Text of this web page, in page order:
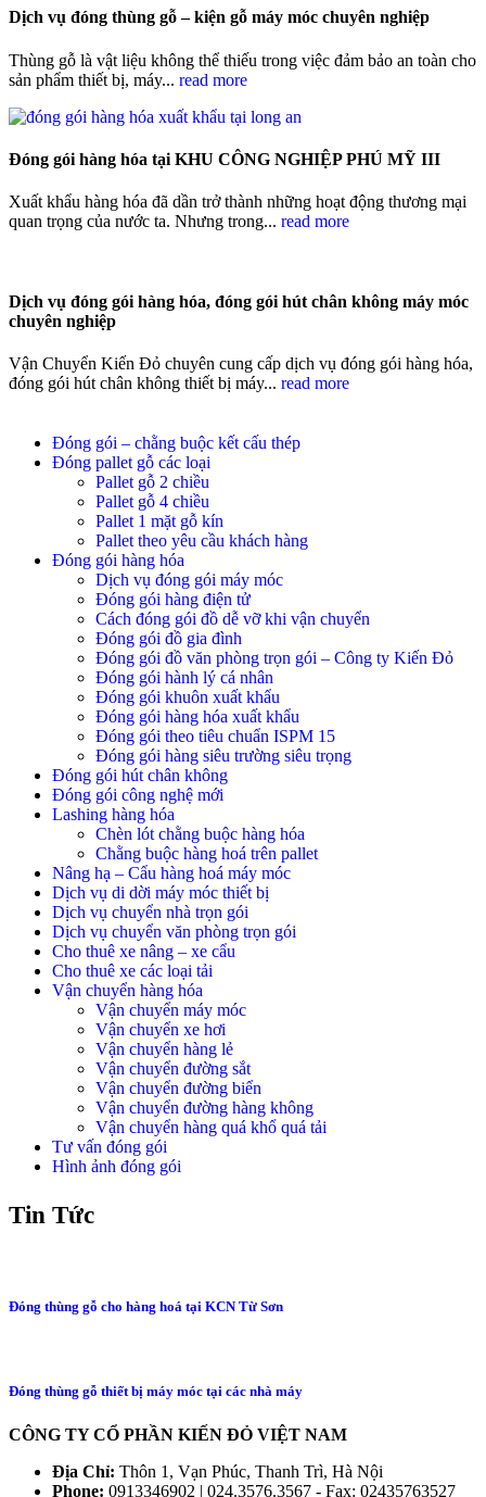
Dịch vụ đóng thùng gỗ – kiện gỗ máy móc chuyên nghiệp
Thùng gỗ là vật liệu không thể thiếu trong việc đảm bảo an toàn cho
sản phẩm thiết bị, máy... read more
Đóng gói hàng hóa tại KHU CÔNG NGHIỆP PHÚ MỸ III
Xuất khẩu hàng hóa đã dần trở thành những hoạt động thương mại
quan trọng của nước ta. Nhưng trong... read more
Dịch vụ đóng gói hàng hóa, đóng gói hút chân không máy móc
chuyên nghiệp
Vận Chuyển Kiến Đỏ chuyên cung cấp dịch vụ đóng gói hàng hóa,
đóng gói hút chân không thiết bị máy... read more
Đóng gói – chằng buộc kết cấu thép
Đóng pallet gỗ các loại
Pallet gỗ 2 chiều
Pallet gỗ 4 chiều
Pallet 1 mặt gỗ kín
Pallet theo yêu cầu khách hàng
Đóng gói hàng hóa
Dịch vụ đóng gói máy móc
Đóng gói hàng điện tử
Cách đóng gói đồ dễ vỡ khi vận chuyển
Đóng gói đồ gia đình
Đóng gói đồ văn phòng trọn gói – Công ty Kiến Đỏ
Đóng gói hành lý cá nhân
Đóng gói khuôn xuất khẩu
Đóng gói hàng hóa xuất khẩu
Đóng gói theo tiêu chuẩn ISPM 15
Đóng gói hàng siêu trường siêu trọng
Đóng gói hút chân không
Đóng gói công nghệ mới
Lashing hàng hóa
Chèn lót chằng buộc hàng hóa
Chằng buộc hàng hoá trên pallet
Nâng hạ – Cẩu hàng hoá máy móc
Dịch vụ di dời máy móc thiết bị
Dịch vụ chuyển nhà trọn gói
Dịch vụ chuyển văn phòng trọn gói
Cho thuê xe nâng – xe cẩu
Cho thuê xe các loại tải
Vận chuyển hàng hóa
Vận chuyển máy móc
Vận chuyển xe hơi
Vận chuyển hàng lẻ
Vận chuyển đường sắt
Vận chuyển đường biển
Vận chuyển đường hàng không
Vận chuyển hàng quá khổ quá tải
Tư vấn đóng gói
Hình ảnh đóng gói
Tin Tức
Đóng thùng gỗ cho hàng hoá tại KCN Từ Sơn
Đóng thùng gỗ thiết bị máy móc tại các nhà máy
CÔNG TY CỔ PHẦN KIẾN ĐỎ VIỆT NAM
Địa Chỉ: Thôn 1, Vạn Phúc, Thanh Trì, Hà Nội
Phone: 0913346902 | 024.3576.3567 - Fax: 02435763527